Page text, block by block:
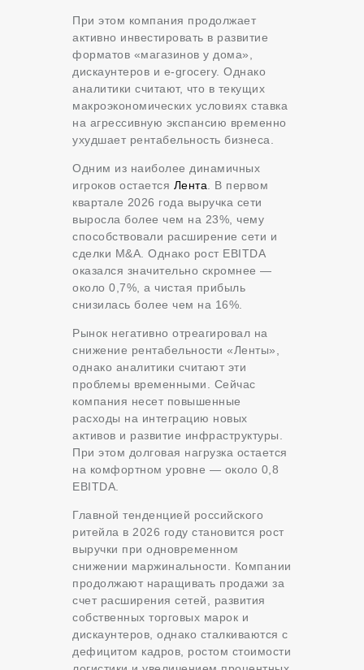
При этом компания продолжает
активно инвестировать в развитие
форматов «магазинов у дома»,
дискаунтеров и e-grocery. Однако
аналитики считают, что в текущих
макроэкономических условиях ставка
на агрессивную экспансию временно
ухудшает рентабельность бизнеса.
Одним из наиболее динамичных
игроков остается Лента . В первом
квартале 2026 года выручка сети
выросла более чем на 23%, чему
способствовали расширение сети и
сделки M&A. Однако рост EBITDA
оказался значительно скромнее —
около 0,7%, а чистая прибыль
снизилась более чем на 16%.
Рынок негативно отреагировал на
снижение рентабельности «Ленты»,
однако аналитики считают эти
проблемы временными. Сейчас
компания несет повышенные
расходы на интеграцию новых
активов и развитие инфраструктуры.
При этом долговая нагрузка остается
на комфортном уровне — около 0,8
EBITDA.
Главной тенденцией российского
ритейла в 2026 году становится рост
выручки при одновременном
снижении маржинальности. Компании
продолжают наращивать продажи за
счет расширения сетей, развития
собственных торговых марок и
дискаунтеров, однако сталкиваются с
дефицитом кадров, ростом стоимости